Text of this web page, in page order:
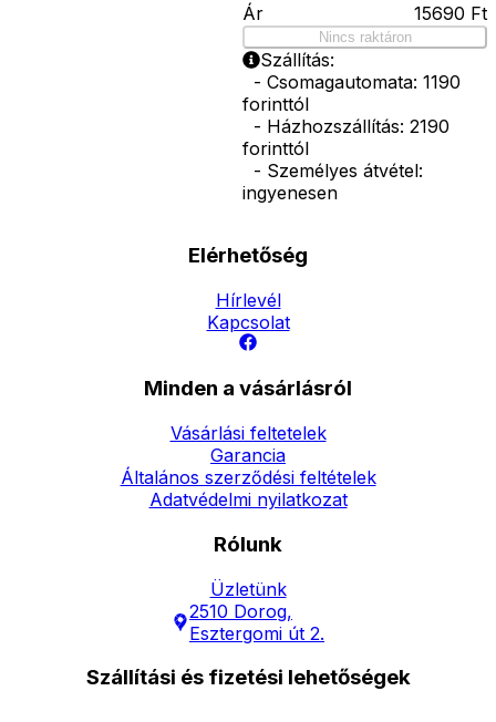
Ár
15690 Ft
Nincs raktáron
Szállítás:
- Csomagautomata: 1190
forinttól
- Házhozszállítás: 2190
forinttól
- Személyes átvétel:
ingyenesen
Elérhetőség
Hírlevél
Kapcsolat
Minden a vásárlásról
Vásárlási feltetelek
Garancia
Általános szerződési feltételek
Adatvédelmi nyilatkozat
Rólunk
Üzletünk
2510 Dorog,
Esztergomi út 2.
Szállítási és fizetési lehetőségek